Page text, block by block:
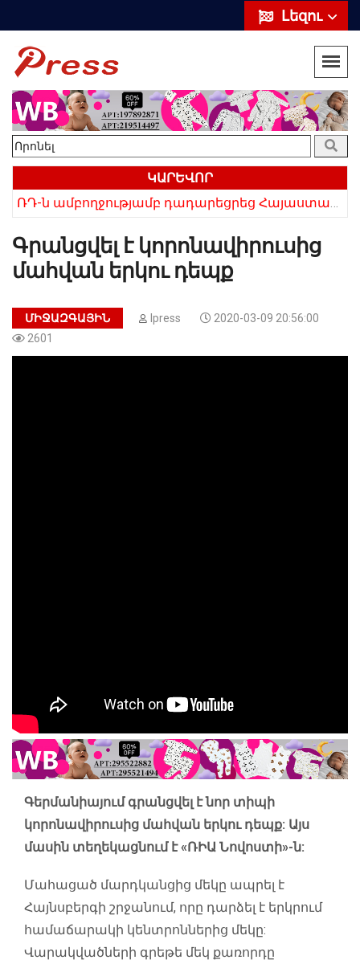
Լեզու
ԿԱՐԵՎՈՐ
Գրանցվել է կորոնավիրուսից
մահվան երկու դեպք
ՄԻՋԱԶԳԱՅԻՆ Ipress
2020-03-09 20:56:00
2601
Գերմանիայում գրանցվել է նոր տիպի
կորոնավիրուսից մահվան երկու դեպք: Այս
մասին տեղեկացնում է «ՌԻԱ Նովոստի»-ն:
Մահացած մարդկանցից մեկը ապրել է
Հայնսբերգի շրջանում, որը դարձել է երկրում
համաճարակի կենտրոններից մեկը:
Վարակվածների գրեթե մեկ քառորդը